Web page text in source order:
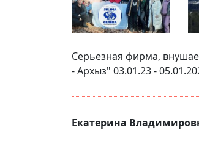
Серьезная фирма,
- Архыз" 03.01.23 -
Екатерина